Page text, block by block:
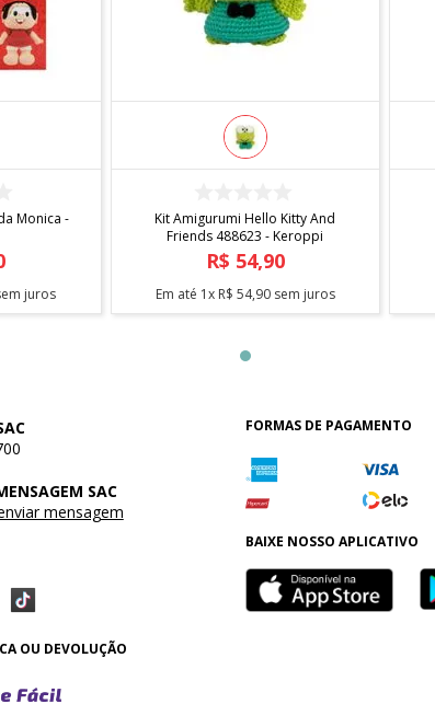
Monica -
juros
Kit Amigurumi Hello Kitty And
Friends 488623 - Keroppi
R$ 54,90
Em até 1x R$ 54,90 sem juros
SAC
mensagem
OU DEVOLUÇÃO
FORMAS DE PAGAMENTO
BAIXE NOSSO APLICATIVO